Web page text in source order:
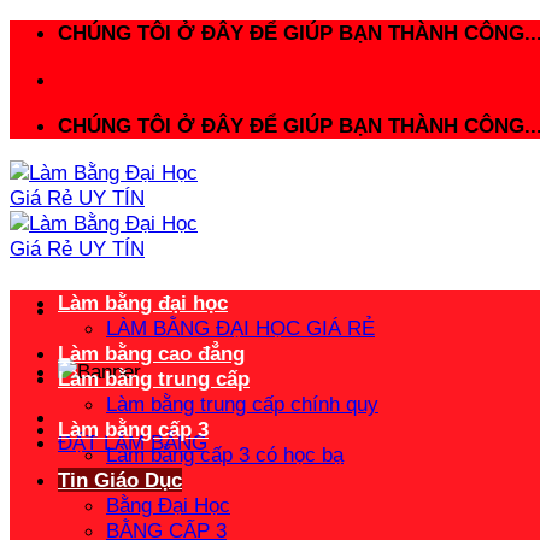
CHÚNG TÔI Ở ĐÂY ĐỂ GIÚP BẠN THÀNH
CHÚNG TÔI Ở ĐÂY ĐỂ GIÚP BẠN THÀNH
ĐẶT LÀM BẰNG
Làm bằng đại học
LÀM BẰNG ĐẠI HỌC GIÁ RẺ
Làm bằng cao đẳng
Làm bằng trung cấp
Làm bằng trung cấp chính quy
Làm bằng cấp 3
Làm bằng cấp 3 có học bạ
Tin Giáo Dục
Bằng Đại Học
BẰNG CẤP 3